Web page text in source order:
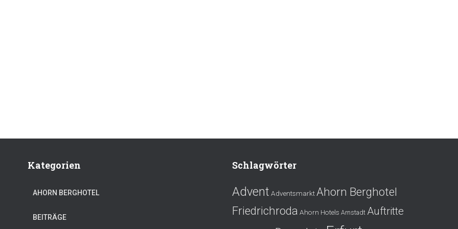
Kategorien
AHORN BERGHOTEL
BEITRÄGE
Schlagwörter
Advent Adventsmarkt Ahorn Berghotel
Friedrichroda Ahorn Hotels Arnstadt Auftritte